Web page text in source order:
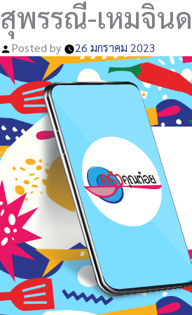
สุพรรณี-เหมจิน
Posted by 26 มกราคม 2023